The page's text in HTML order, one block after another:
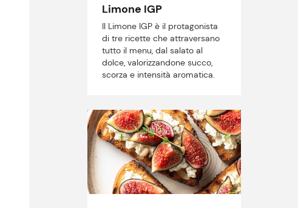
Limone IGP
Il Limone IGP è il protagonista
di tre ricette che attraversano
tutto il menu, dal salato al
dolce, valorizzandone succo,
scorza e intensità aromatica.